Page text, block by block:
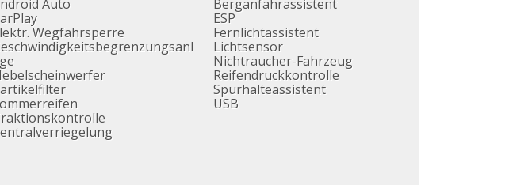
Auto
Wegfahrsperre
Berganfahrassistent
ESP
Fernlichtassistent
Lichtsensor
Nichtraucher-Fahrzeug
Reifendruckkontrolle
Spurhalteassistent
USB